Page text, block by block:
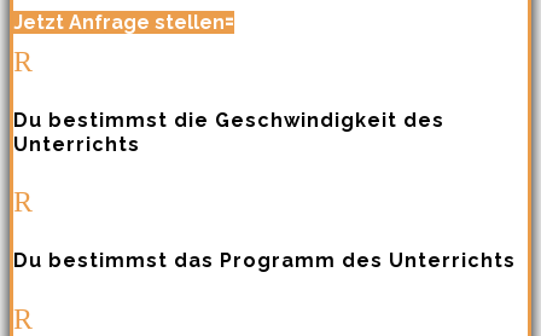
Jetzt Anfrage stellen
R
Du bestimmst die Geschwindigkeit des
Unterrichts
R
Du bestimmst das Programm des Unterrichts
R